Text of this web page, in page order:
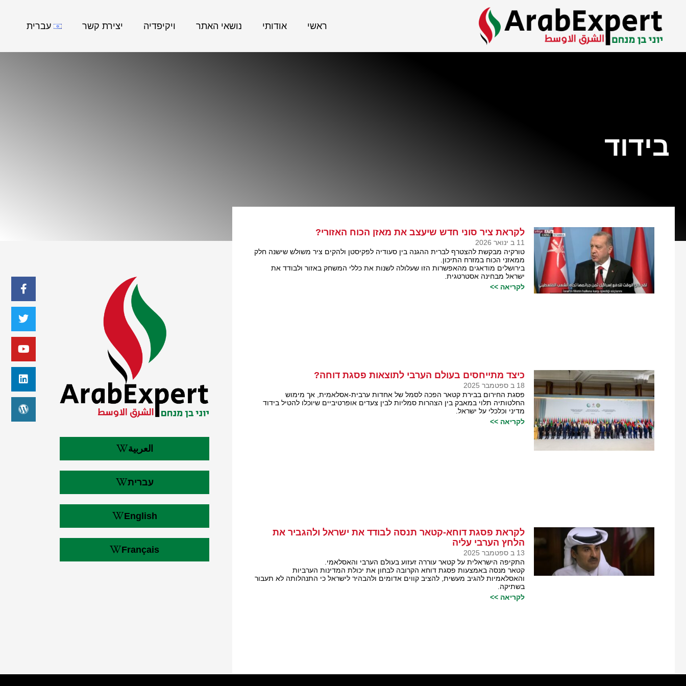
ראשי אודותי נושאי האתר ויקיפדיה יצירת קשר עברית
בידוד
לקראת ציר סוני חדש שיעצב את מאזן הכוח האזורי?
11 ב ינואר 2026
טורקיה מבקשת להצטרף לברית ההגנה בין סעודיה לפקיסטן ולהקים ציר משולש שישנה חלק
ממאזני הכוח במזרח התיכון.
בירושלים מודאגים מהאפשרות הזו שעלולה לשנות את כללי המשחק באזור ולבודד את
ישראל מבחינה אסטרטגית.
לקריאה >>
כיצד מתייחסים בעולם הערבי לתוצאות פסגת דוחה?
18 ב ספטמבר 2025
פסגת החירום בבירת קטאר הפכה לסמל של אחדות ערבית-אסלאמית, אך מימוש
החלטותיה תלוי במאבק בין הצהרות סמליות לבין צעדים אופרטיביים שיוכלו להטיל בידוד
מדיני וכלכלי על ישראל.
לקריאה >>
לקראת פסגת דוחא-קטאר תנסה לבודד את ישראל ולהגביר את
הלחץ הערבי עליה
13 ב ספטמבר 2025
התקיפה הישראלית על קטאר עוררה זעזוע בעולם הערבי והאסלאמי.
קטאר מנסה באמצעות פסגת דוחא הקרובה לבחון את יכולת המדינות הערביות
והאסלאמיות להגיב מעשית, להציב קווים אדומים ולהבהיר לישראל כי התנהלותה לא תעבור
בשתיקה.
לקריאה >>
العربية
עברית
English
Français